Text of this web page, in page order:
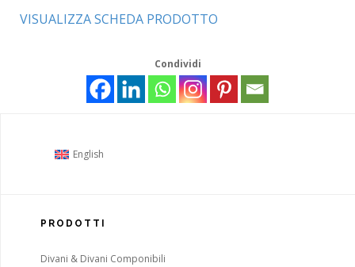
VISUALIZZA SCHEDA PRODOTTO
Condividi
English
PRODOTTI
Divani & Divani Componibili